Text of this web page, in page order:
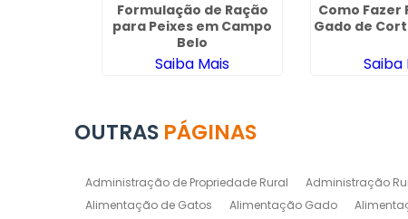
Formulação de Ração
para Peixes em Campo
Belo
Saiba Mais
Como Fazer
Gado de
Saiba
OUTRAS PÁGINAS
Administração de Propriedade Rural Administração
Alimentação de Gatos
Alimentação Gado